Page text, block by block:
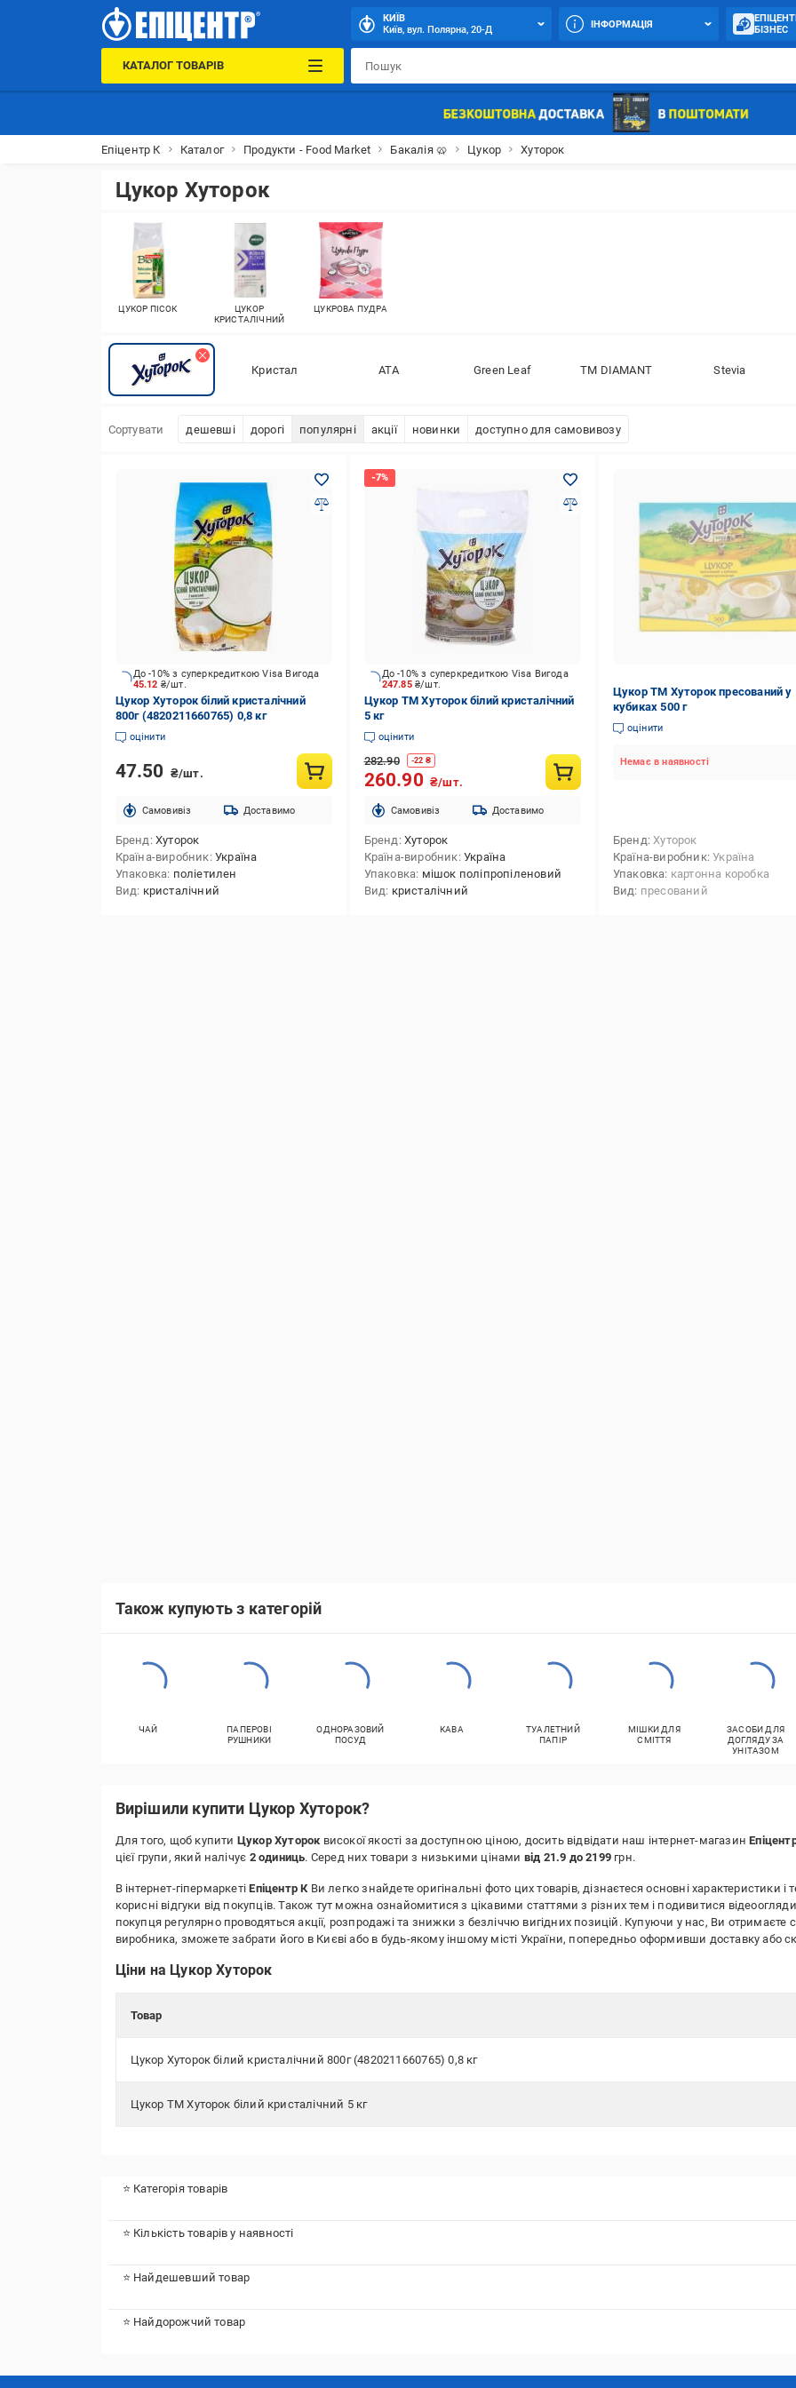
КИЇВ
Київ, вул. Полярна, 20-Д
ІНФОРМАЦІЯ
БІЗНЕС
КАТАЛОГ ТОВАРІВ
Епіцентр К Каталог Продукти - Food Market Бакалія 🥨 Цукор Хуторок
Цукор Хуторок
ЦУКОР ПІСОК
ЦУКОР
КРИСТАЛІЧНИЙ
ЦУКРОВА ПУДРА
Кристал АТА Green Leaf ТМ DIAMANT Stevia
Сортувати дешевші дорогі популярні акції новинки доступно для самовивозу
45.12 ₴/шт.
До -10% з суперкредиткою Visa Вигода
Цукор Хуторок білий кристалічний
800г (4820211660765) 0,8 кг
оцінити
47.50 ₴/шт.
Cамовивіз Доставимо
Бренд Хуторок
Країна-виробник Україна
Упаковка поліетилен
Вид кристалічний
247.85₴/шт.
До -10% з суперкредиткою Visa Вигода
Цукор ТМ Хуторок білий кристалічний
5 кг
оцінити
282.90 -22 ₴
260.90 ₴/шт.
Cамовивіз Доставимо
Бренд Хуторок
Країна-виробник Україна
Упаковка мішок поліпропіленовий
Вид кристалічний
Цукор ТМ Хуторок пресований у
кубиках 500 г
оцінити
Немає в наявності
Бренд Хуторок
Країна-виробник Україна
Упаковка картонна коробка
Вид пресований
Також купують з категорій
ЧАЙ
ПАПЕРОВІ
РУШНИКИ
ОДНОРАЗОВИЙ
ПОСУД
КАВА
ТУАЛЕТНИЙ
ПАПІР
МІШКИ ДЛЯ
СМІТТЯ
ЗАСОБИ ДЛЯ
ДОГЛЯДУ ЗА
УНІТАЗОМ
Вирішили купити Цукор Хуторок?
Для того, щоб купити Цукор Хуторок високої якості за доступною ціною, досить відвідати наш інтернет-магазин
цієї групи, який налічує 2 одиниць. Серед них товари з низькими цінами від 21.9 до 2199грн.
В інтернет-гіпермаркетіЕпіцентр КВи легко знайдете оригінальні фото цих товарів, дізнаєтеся основні характеристики і
корисні відгуки від покупців. Також тут можна ознайомитися з цікавими статтями з різних тем і подивитися
покупця регулярно проводяться акції, розпродажі та знижки з безліччю вигідних позицій. Купуючи у нас, Ви отримаєте
виробника, зможете забрати його в Києві або в будь-якому іншому місті України, попередньо оформивши доставку
Ціни на Цукор Хуторок
Товар
Цукор Хуторок білий кристалічний 800г (4820211660765) 0,8 кг
Цукор ТМ Хуторок білий кристалічний 5 кг
⭐ Категорія товарів
⭐ Кількість товарів у наявності
⭐ Найдешевший товар
⭐ Найдорожчий товар